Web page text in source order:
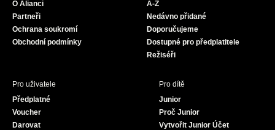
O Alianci
Partneři
Ochrana soukromí
Obchodní podmínky
A-Z
Nedávno přidané
Doporučujeme
Dostupné pro předplatitele
Režiséři
Pro uživatele
Předplatné
Voucher
Darovat
Pro dítě
Junior
Proč Junior
Vytvořit Junior Účet